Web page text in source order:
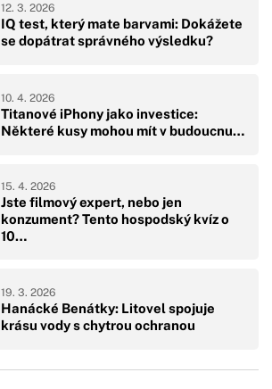
IQ test, který mate barvami: Dokážete
se dopátrat správného výsledku?
12. 3. 2026
Titanové iPhony jako investice:
Některé kusy mohou mít v budoucnu…
10. 4. 2026
Jste filmový expert, nebo jen
konzument? Tento hospodský kvíz o
10…
15. 4. 2026
Hanácké Benátky: Litovel spojuje
krásu vody s chytrou ochranou
19. 3. 2026